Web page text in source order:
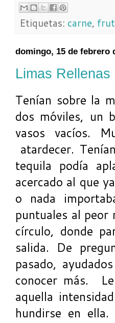
Etiquetas: carne,
domingo, 15 de febrero
Limas Rellenas
Tenían sobre la
dos móviles, un
vasos vacíos.
atardecer.
tequila podía
acercado al que
o nada
puntuales al peor
círculo, donde
salida. De
pasado,
conocer más.
aquella
hundirse en